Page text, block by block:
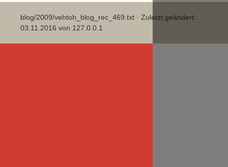
blog/2009/vehtoh_blog_rec_469.txt · Zuletzt geändert:
03.11.2016 von 127.0.0.1